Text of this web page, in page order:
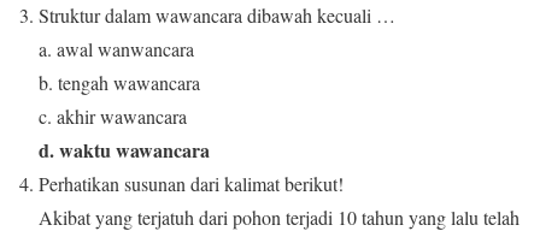
Struktur dalam wawancara dibawah kecuali …
a. awal wanwancara
b. tengah wawancara
c. akhir wawancara
d. waktu wawancara
Perhatikan susunan dari kalimat berikut!
Akibat yang terjatuh dari pohon terjadi 10 tahun yang lalu telah